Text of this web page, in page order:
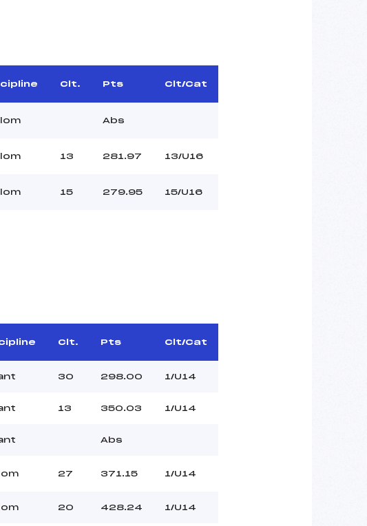
Clt. Pts Clt/Cat
Abs
13 281.97 13/U16
15 279.95 15/U16
Clt. Pts Clt/Cat
30 298.00 1/U14
13 350.03 1/U14
Abs
27 371.15 1/U14
20 428.24 1/U14